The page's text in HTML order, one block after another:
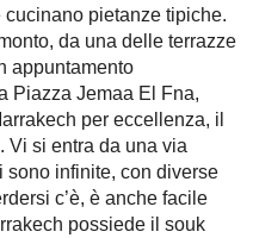
pietanze tipiche.
da una delle terrazze
appuntamento
Piazza Jemaa El Fna,
per eccellenza, il
Vi si entra da una via
sono infinite, con diverse
c’è, è anche facile
possiede il souk